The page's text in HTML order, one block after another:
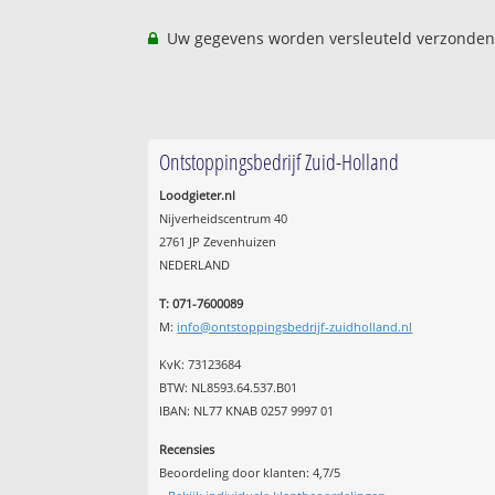
Uw gegevens worden versleuteld
Ontstoppingsbedrijf Zuid-Holland
Loodgieter.nl
Nijverheidscentrum 40
2761 JP Zevenhuizen
NEDERLAND
T: 071-7600089
M: info@ontstoppingsbedrijf-zuidholland.nl
KvK: 73123684
BTW: NL8593.64.537.B01
IBAN: NL77 KNAB 0257 9997 01
Recensies
Beoordeling door klanten:4,7/5